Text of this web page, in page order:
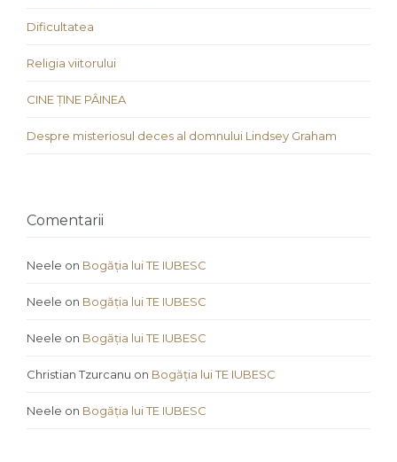
Dificultatea
Religia viitorului
CINE ȚINE PÂINEA
Despre misteriosul deces al domnului Lindsey Graham
Comentarii
Neele on Bogăția lui TE IUBESC
Neele on Bogăția lui TE IUBESC
Neele on Bogăția lui TE IUBESC
Christian Tzurcanu on Bogăția lui TE IUBESC
Neele on Bogăția lui TE IUBESC